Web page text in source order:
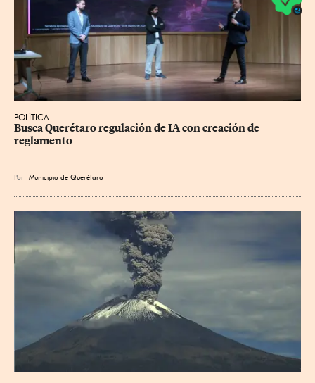
POLÍTICA
Busca Querétaro regulación de IA con creación de
reglamento
Por Municipio de Querétaro